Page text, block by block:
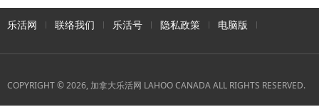
乐活网 联络我们 乐活号 隐私政策 电脑版
COPYRIGHT © 2026, 加拿大乐活网 LAHOO CANADA ALL RIGHTS RESERVED.